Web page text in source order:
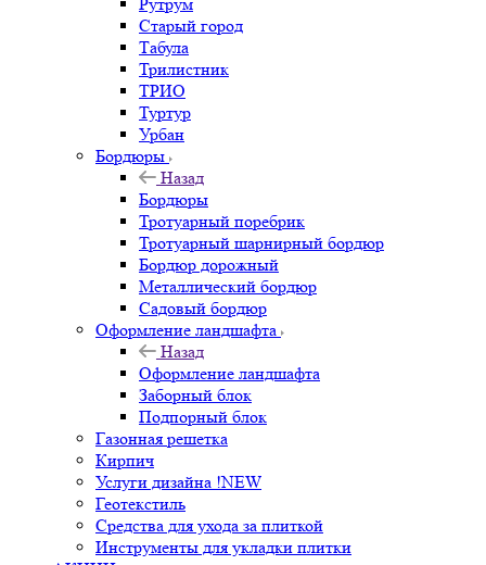
Старый город
Табула
Трилистник
ТРИО
Туртур
Урбан
Бордюры
Назад
Бордюры
Тротуарный поребрик
Тротуарный шарнирный бордюр
Бордюр дорожный
Металлический бордюр
Садовый бордюр
Оформление ландшафта
Назад
Оформление ландшафта
Заборный блок
Подпорный блок
Газонная решетка
Кирпич
Услуги дизайна !NEW
Геотекстиль
Средства для ухода за плиткой
Инструменты для укладки плитки